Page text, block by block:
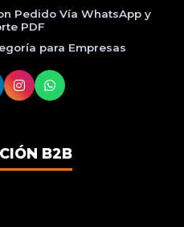
Pedido Vía WhatsApp y
PDF
para Empresas
B2B